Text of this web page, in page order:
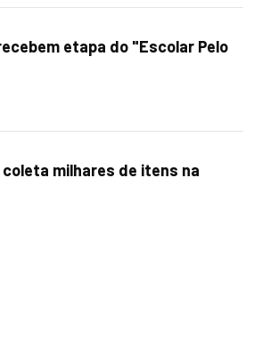
etapa do "Escolar Pelo
coleta milhares de itens na